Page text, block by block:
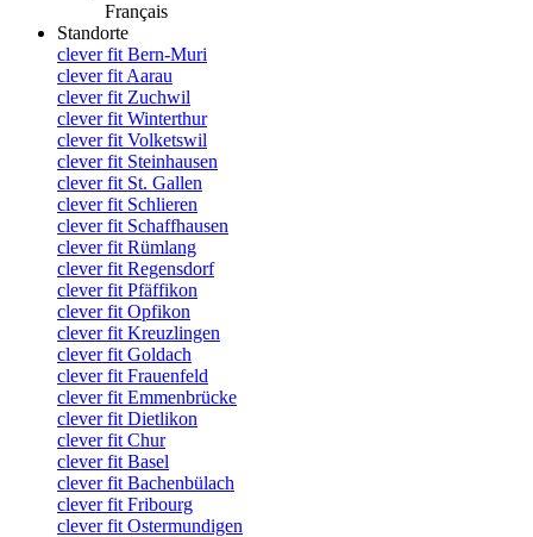
Français
Standorte
clever fit Bern-Muri
clever fit Aarau
clever fit Zuchwil
clever fit Winterthur
clever fit Volketswil
clever fit Steinhausen
clever fit St. Gallen
clever fit Schlieren
clever fit Schaffhausen
clever fit Rümlang
clever fit Regensdorf
clever fit Pfäffikon
clever fit Opfikon
clever fit Kreuzlingen
clever fit Goldach
clever fit Frauenfeld
clever fit Emmenbrücke
clever fit Dietlikon
clever fit Chur
clever fit Basel
clever fit Bachenbülach
clever fit Fribourg
clever fit Ostermundigen